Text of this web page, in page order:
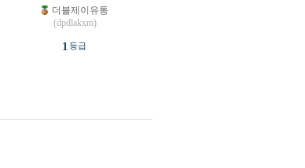
더블제이유통
(dpdlakxm)
1 등급